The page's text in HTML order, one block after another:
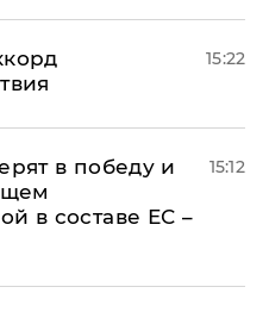
15:22
в победу и
в составе ЕС –
15:12